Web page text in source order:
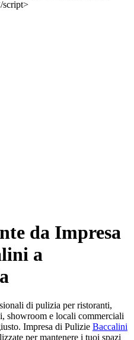
da Impresa
a
di pulizia per ristoranti,
showroom e locali commerciali
Impresa di Pulizie Baccalini
per mantenere i tuoi spazi